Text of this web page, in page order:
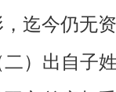
迄今仍无
出自子姓